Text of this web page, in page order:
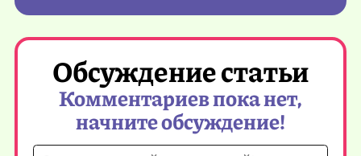
Обсуждение статьи
Комментариев пока нет,
начните обсуждение!